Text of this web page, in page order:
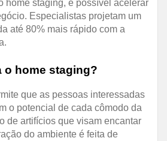
home staging, é possível acelerar
Especialistas projetam um
até 80% mais rápido com a
o home staging?
que as pessoas interessadas
o potencial de cada cômodo da
de artifícios que visam encantar
do ambiente é feita de